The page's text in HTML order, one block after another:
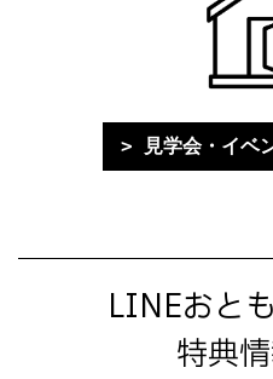
見学会・イベ
LINEおと
特典